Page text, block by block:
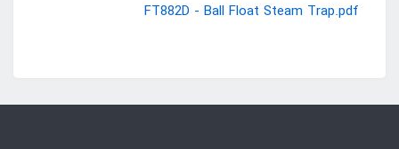
FT882D - Ball Float Steam Trap.pdf